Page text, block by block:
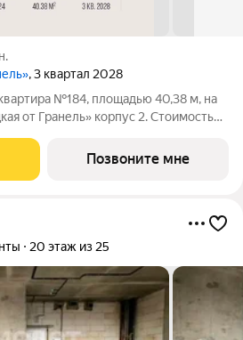
, 3 квартал 2028
№184, площадью 40,38 м, на
от Гранель» корпус 2. Стоимость
«Павелецкая от Гранель» проект
Позвоните мне
20 этаж из 25